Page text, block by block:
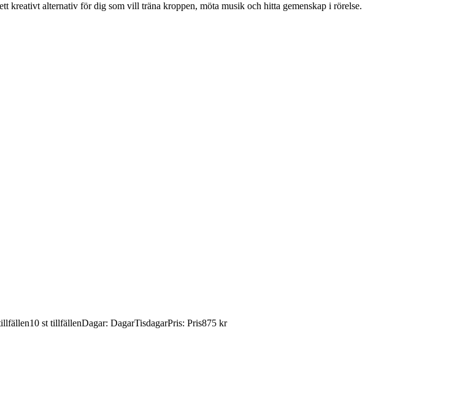
kreativt alternativ för dig som vill träna kroppen, möta musik och hitta gemenskap i rörelse.
10 st tillfällenDagar: DagarTisdagarPris: Pris875 kr